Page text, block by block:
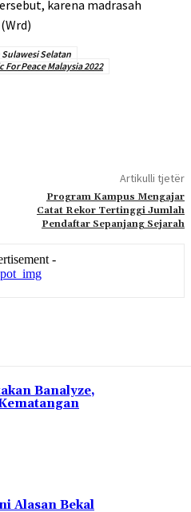
karena madrasah
Selatan
Peace Malaysia 2022
Artikulli tjetër
Program Kampus Mengajar
Catat Rekor Tertinggi Jumlah
Pendaftar Sepanjang Sejarah
-
Banalyze,
Alasan Bekal